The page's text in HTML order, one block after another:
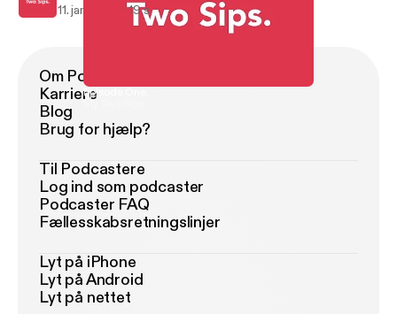
Episode One.
11. jan. 2015 19 s
Om Podimo
Karriere
Blog
Brug for hjælp?
Til Podcastere
Log ind som podcaster
Podcaster FAQ
Fællesskabsretningslinjer
Lyt på iPhone
Lyt på Android
Lyt på nettet